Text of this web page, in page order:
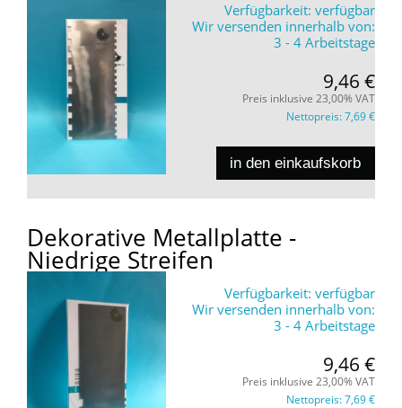
Verfügbarkeit: verfügbar
Wir versenden innerhalb von:
3 - 4 Arbeitstage
9,46 €
Preis inklusive 23,00% VAT
Nettopreis:7,69 €
in den einkaufskorb
Dekorative Metallplatte -
Niedrige Streifen
Verfügbarkeit: verfügbar
Wir versenden innerhalb von:
3 - 4 Arbeitstage
9,46 €
Preis inklusive 23,00% VAT
Nettopreis:7,69 €